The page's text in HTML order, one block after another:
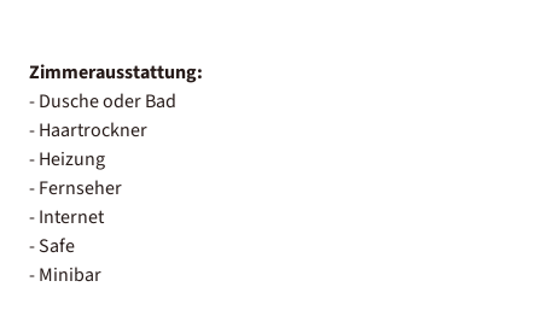
Zimmerausstattung:
- Dusche oder Bad
- Haartrockner
- Heizung
- Fernseher
- Internet
- Safe
- Minibar